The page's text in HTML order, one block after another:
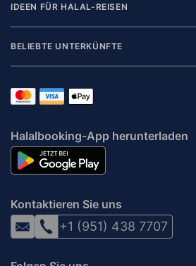
IDEEN FÜR HALAL-REISEN
BELIEBTE UNTERKÜNFTE
Halalbooking-App herunterladen
Kontaktieren Sie uns
+1 (951) 438 7707